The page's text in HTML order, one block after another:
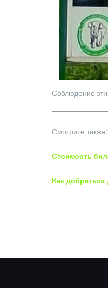
Соблюдение
Смотрите также:
Стоимость
Как